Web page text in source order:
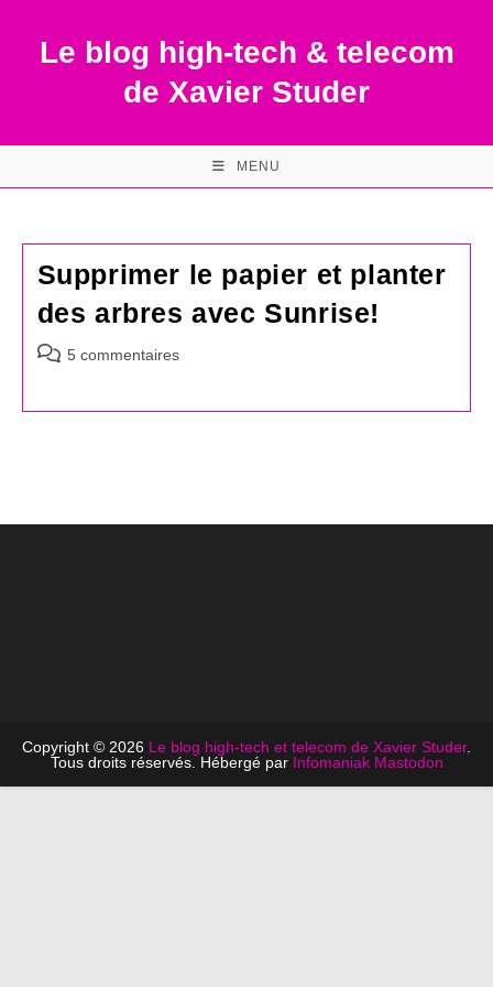
contentLe blog high-tech & telecom
de Xavier Studer
MENU
Supprimer le papier et planter
des arbres avec Sunrise!
Commentaires
5 commentaires
Copyright © 2026 Le blog high-tech et telecom de Xavier Studer.
Tous droits réservés. Hébergé par Infomaniak Mastodon